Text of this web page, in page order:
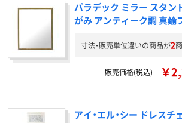
パラデック ミラー スタン
がみ アンティーク調 真鍮
寸法・販売単位違いの商品が2
販売価格(税込) ￥
アイ・エル・シー ドレス